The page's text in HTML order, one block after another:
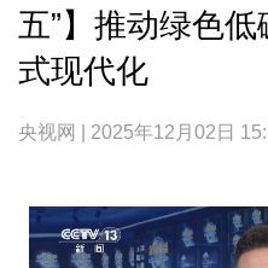
五”】推动绿色
式现代化
央视网 | 2025年12月02日